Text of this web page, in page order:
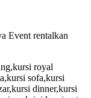
Event rentalkan
royal
sofa,kursi
dinner,kursi